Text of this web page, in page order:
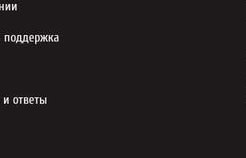
поддержка
ответы